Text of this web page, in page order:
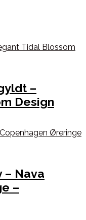
–
Design
– Nava
–